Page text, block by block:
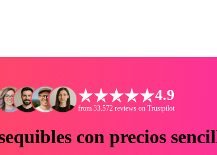
4.9
from 33.572 reviews on Trustpilot
con precios